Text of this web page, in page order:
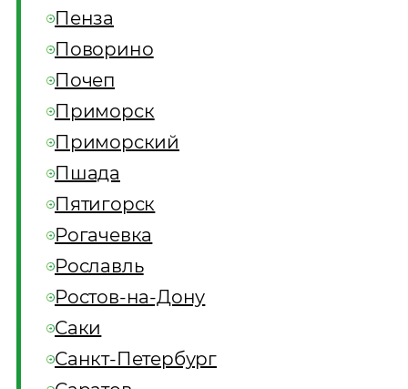
Пенза
Поворино
Почеп
Приморск
Приморский
Пшада
Пятигорск
Рогачевка
Рославль
Ростов-на-Дону
Саки
Санкт-Петербург